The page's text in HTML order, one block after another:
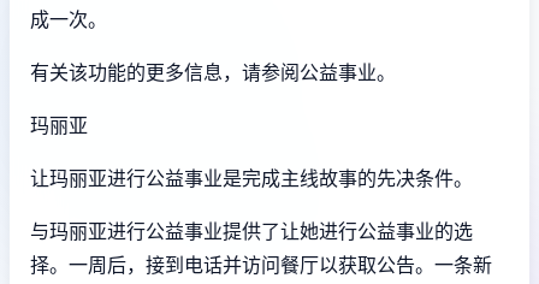
成一次。
有关该功能的更多信息，请参阅公益事业。
玛丽亚
让玛丽亚进行公益事业是完成主线故事的先决条件。
与玛丽亚进行公益事业提供了让她进行公益事业的选
择。一周后，接到电话并访问餐厅以获取公告。一条新